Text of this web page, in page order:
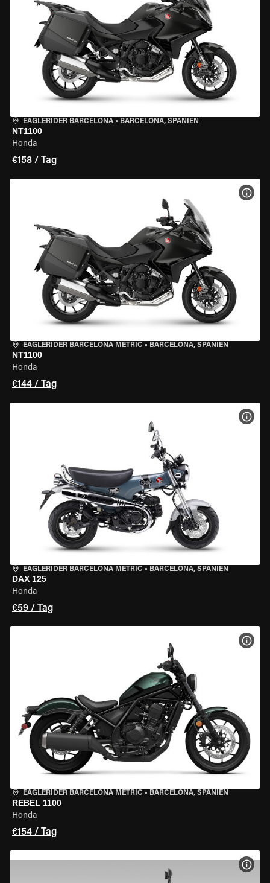
EAGLERIDER BARCELONA • BARCELONA, SPANIEN
NT1100
Honda
€158 / Tag
EAGLERIDER BARCELONA METRIC • BARCELONA, SPANIEN
NT1100
Honda
€144 / Tag
EAGLERIDER BARCELONA METRIC • BARCELONA, SPANIEN
DAX 125
Honda
€59 / Tag
EAGLERIDER BARCELONA METRIC • BARCELONA, SPANIEN
REBEL 1100
Honda
€154 / Tag